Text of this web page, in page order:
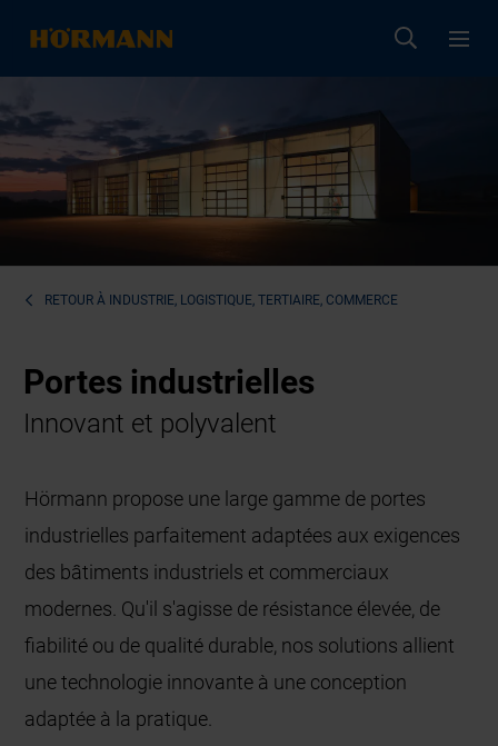
RETOUR À INDUSTRIE, LOGISTIQUE, TERTIAIRE, COMMERCE
Portes industrielles
Innovant et polyvalent
Hörmann propose une large gamme de portes
industrielles parfaitement adaptées aux exigences
des bâtiments industriels et commerciaux
modernes. Qu'il s'agisse de résistance élevée, de
fiabilité ou de qualité durable, nos solutions allient
une technologie innovante à une conception
adaptée à la pratique.